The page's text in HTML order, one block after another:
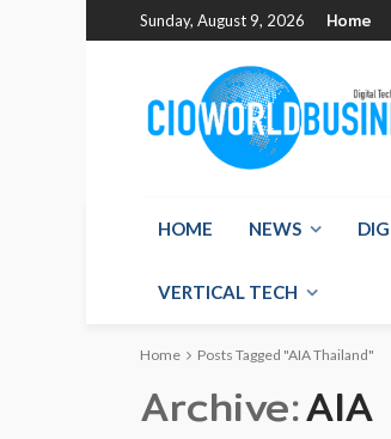
Sunday, August 9, 2026 Home
HOME NEWS
VERTICAL TECH
Home Posts Tagged "AIA Thailand"
Archive AIA